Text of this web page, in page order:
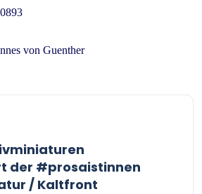
von Guenther
der #prosaistinnen
/ Kaltfront